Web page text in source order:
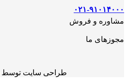
۰۲۱-۹۱۰۱۴۰۰۰
مشاوره و فروش
مجوزهای ما
طراحی سایت توسط